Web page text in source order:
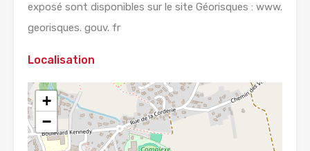
exposé sont disponibles sur le site Géorisques : www.
georisques. gouv. fr
Localisation
+
−